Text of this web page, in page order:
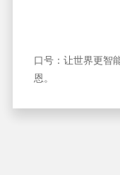
口号：让世界更智
恩。